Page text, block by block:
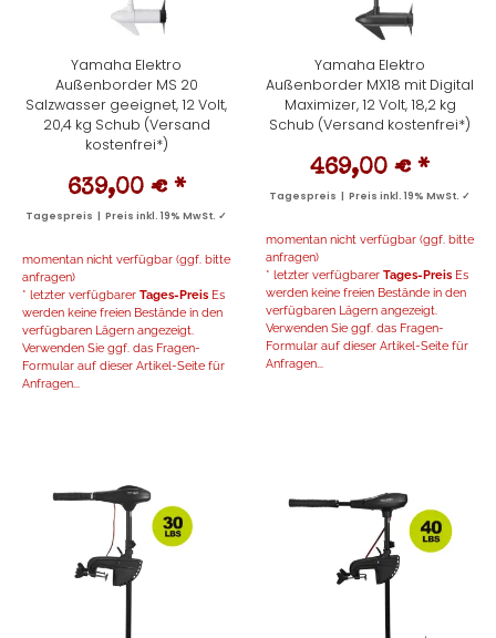
Yamaha Elektro
Außenborder MS 20
Salzwasser geeignet, 12 Volt,
20,4 kg Schub (Versand
kostenfrei*)
639,00 € *
Tagespreis | Preis inkl. 19% MwSt. ✓
momentan nicht verfügbar (ggf. bitte
anfragen)
* letzter verfügbarer Tages-Preis Es
werden keine freien Bestände in den
verfügbaren Lägern angezeigt.
Verwenden Sie ggf. das Fragen-
Formular auf dieser Artikel-Seite für
Anfragen...
Yamaha Elektro
Außenborder MX18 mit Digital
Maximizer, 12 Volt, 18,2 kg
Schub (Versand kostenfrei*)
469,00 € *
Tagespreis | Preis inkl. 19% MwSt. ✓
momentan nicht verfügbar (ggf. bitte
anfragen)
* letzter verfügbarer Tages-Preis Es
werden keine freien Bestände in den
verfügbaren Lägern angezeigt.
Verwenden Sie ggf. das Fragen-
Formular auf dieser Artikel-Seite für
Anfragen...